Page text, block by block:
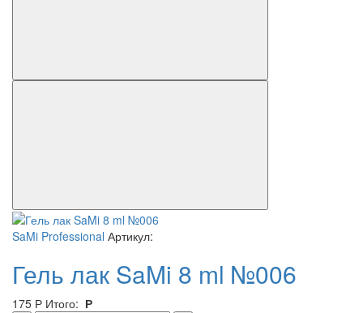
SaMi Professional Артикул:
Гель лак SaMi 8 ml №006
175 Р Итого: Р